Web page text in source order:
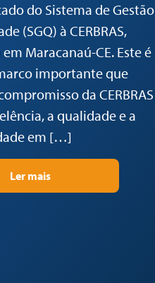
do Sistema de Gestão
(SGQ) à CERBRAS,
Maracanaú-CE. Este é
importante que
da CERBRAS
a qualidade e a
em […]
Ler mais